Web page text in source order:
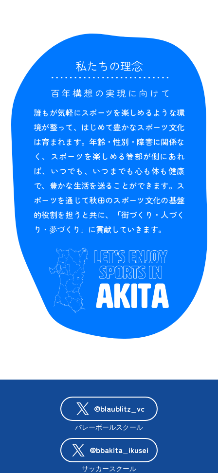
私たちの理念
百年構想の実現に向けて
誰もが気軽にスポーツを楽しめるような環
境が整って、はじめて豊かなスポーツ文化
は育まれます。年齢・性別・障害に関係な
く、スポーツを楽しめる管部が側にあれ
ば、いつでも、いつまでも心も体も健康
で、豊かな生活を送ることができます。ス
ポーツを通じて秋田のスポーツ文化の基盤
的役割を担うと共に、「街づくり・人づく
り・夢づくり」に貢献していきます。
@blaublitz_vc
バレーボールスクール
@bbakita_ikusei
サッカースクール